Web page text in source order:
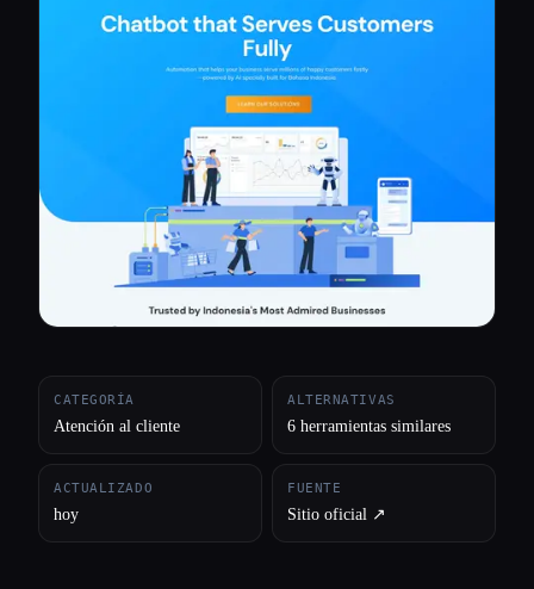
Comparar herramientas
Todas las categorías
CATEGORÍA
Atención al cliente
ALTERNATIVAS
6 herramientas similares
ACTUALIZADO
hoy
FUENTE
Sitio oficial ↗︎